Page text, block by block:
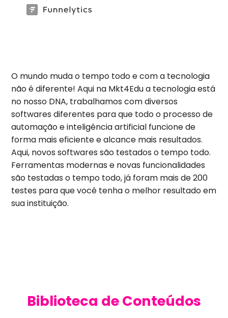
O mundo muda o tempo todo e com a tecnologia
não é diferente! Aqui na Mkt4Edu a tecnologia está
no nosso DNA, trabalhamos com diversos
softwares diferentes para que todo o processo de
automação e inteligência artificial funcione de
forma mais eficiente e alcance mais resultados.
Aqui, novos softwares são testados o tempo todo.
Ferramentas modernas e novas funcionalidades
são testadas o tempo todo, já foram mais de 200
testes para que você tenha o melhor resultado em
sua instituição.
Biblioteca de Conteúdos